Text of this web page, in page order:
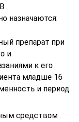
назначаются:
препарат при
и
к его
младше 16
и период
средством